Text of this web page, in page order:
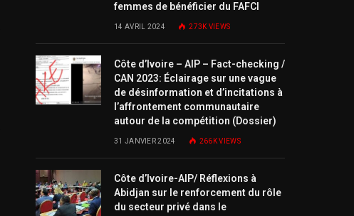
femmes de bénéficier du FAFCI
14 AVRIL 2024 273K VIEWS
Côte d’Ivoire – AIP – Fact-checking /
CAN 2023: Éclairage sur une vague
de désinformation et d’incitations à
l’affrontement communautaire
autour de la compétition (Dossier)
31 JANVIER 2024 266KVIEWS
Côte d’Ivoire-AIP/ Réflexions à
Abidjan sur le renforcement du rôle
du secteur privé dans le